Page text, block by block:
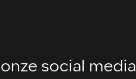
social media